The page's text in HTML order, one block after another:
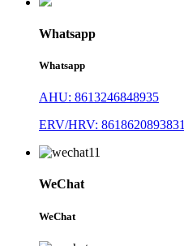
Whatsapp
Whatsapp
AHU: 8613246848935
ERV/HRV: 8618620893831
WeChat
WeChat